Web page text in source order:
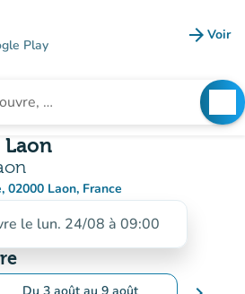
Play arrow_forward Voir
Laon
02000 Laon, France
dans Google Maps)
onglet)
le lun. 24/08 à 09:00